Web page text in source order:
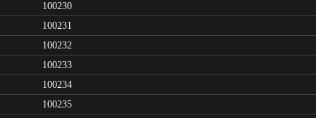
100230
100231
100232
100233
100234
100235